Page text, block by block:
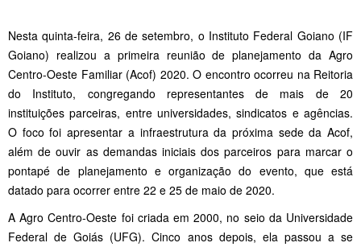
Nesta quinta-feira, 26 de setembro, o Instituto Federal Goiano (IF
Goiano) realizou a primeira reunião de planejamento da Agro
Centro-Oeste Familiar (Acof) 2020. O encontro ocorreu na Reitoria
do Instituto, congregando representantes de mais de 20
instituições parceiras, entre universidades, sindicatos e agências.
O foco foi apresentar a infraestrutura da próxima sede da Acof,
além de ouvir as demandas iniciais dos parceiros para marcar o
pontapé de planejamento e organização do evento, que está
datado para ocorrer entre 22 e 25 de maio de 2020.
A Agro Centro-Oeste foi criada em 2000, no seio da Universidade
Federal de Goiás (UFG). Cinco anos depois, ela passou a se